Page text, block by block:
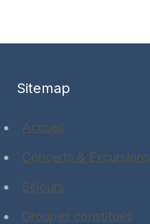
Sitemap
Accueil
Concerts & Excursions
Séjours
Groupes constitués